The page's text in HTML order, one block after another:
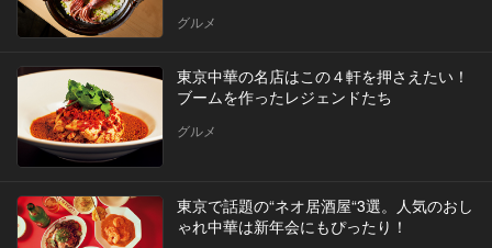
グルメ
東京中華の名店はこの４軒を押さえたい！
ブームを作ったレジェンドたち
グルメ
東京で話題の“ネオ居酒屋“3選。人気のおし
ゃれ中華は新年会にもぴったり！